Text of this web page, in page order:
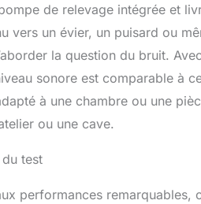
de relevage intégrée et
vers un évier, un puisard ou
la question du bruit.
sonore est comparable à
à une chambre ou une
ou une cave.
test
performances